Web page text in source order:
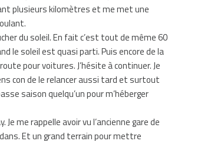
plusieurs kilomètres et me met une
du soleil. En fait c’est tout de même 60
le soleil est quasi parti. Puis encore de la
pour voitures. J’hésite à continuer. Je
con de le relancer aussi tard et surtout
saison quelqu’un pour m’héberger
me rappelle avoir vu l’ancienne gare de
Et un grand terrain pour mettre